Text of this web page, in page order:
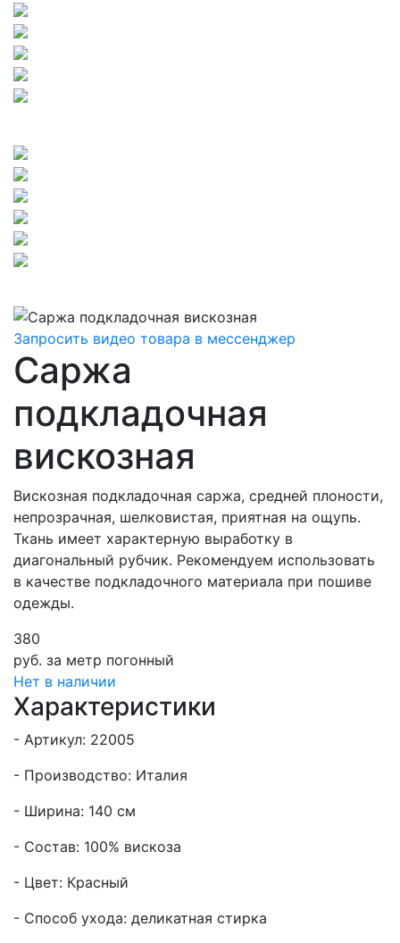
Запросить видео товара в мессенджер
Саржа
подкладочная
вискозная
Вискозная подкладочная саржа, средней плоности,
непрозрачная, шелковистая, приятная на ощупь.
Ткань имеет характерную выработку в
диагональный рубчик. Рекомендуем использовать
в качестве подкладочного материала при пошиве
одежды.
380
руб. за метр погонный
Нет в наличии
Характеристики
- Артикул: 22005
- Производство: Италия
- Ширина: 140 см
- Состав: 100% вискоза
- Цвет: Красный
- Способ ухода: деликатная стирка